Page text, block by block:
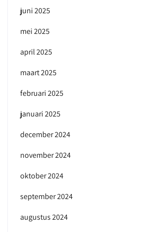
juni 2025
mei 2025
april 2025
maart 2025
februari 2025
januari 2025
december 2024
november 2024
oktober 2024
september 2024
augustus 2024